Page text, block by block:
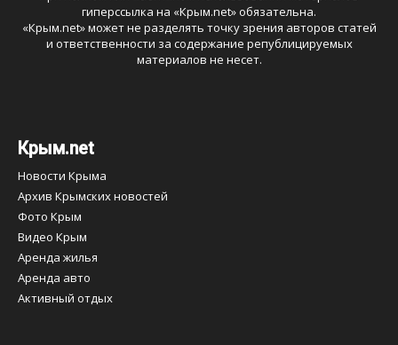
гиперссылка на «Крым.net» обязательна.
«Крым.net» может не разделять точку зрения авторов статей
и ответственности за содержание републицируемых
материалов не несет.
Крым.net
Новости Крыма
Архив Крымских новостей
Фото Крым
Видео Крым
Аренда жилья
Аренда авто
Активный отдых